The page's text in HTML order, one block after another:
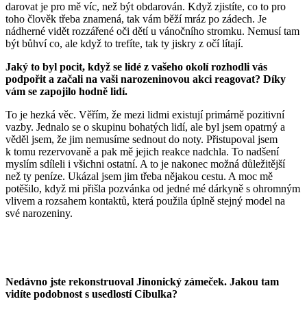
darovat je pro mě víc, než být obdarován. Když zjistíte, co to pro
toho člověk třeba znamená, tak vám běží mráz po zádech. Je
nádherné vidět rozzářené oči dětí u vánočního stromku. Nemusí tam
být bůhví co, ale když to trefíte, tak ty jiskry z očí lítají.
Jaký to byl pocit, když se lidé z vašeho okolí rozhodli vás
podpořit a začali na vaši narozeninovou akci reagovat? Díky
vám se zapojilo hodně lidí.
To je hezká věc. Věřím, že mezi lidmi existují primárně pozitivní
vazby. Jednalo se o skupinu bohatých lidí, ale byl jsem opatrný a
věděl jsem, že jim nemusíme sednout do noty. Přistupoval jsem
k tomu rezervovaně a pak mě jejich reakce nadchla. To nadšení
myslím sdíleli i všichni ostatní. A to je nakonec možná důležitější
než ty peníze. Ukázal jsem jim třeba nějakou cestu. A moc mě
potěšilo, když mi přišla pozvánka od jedné mé dárkyně s ohromným
vlivem a rozsahem kontaktů, která použila úplně stejný model na
své narozeniny.
Nedávno jste rekonstruoval Jinonický zámeček. Jakou tam
vidíte podobnost s usedlostí Cibulka?